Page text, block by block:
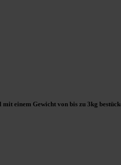
einem Gewicht von bis zu 3kg